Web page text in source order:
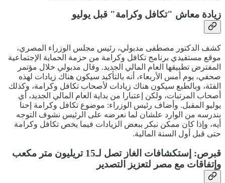
زيادة معاش "تكافل وكرامة" قبل يوليو
كشف الدكتور مصطفى مدبولي، رئيس مجلس الوزراء المصري،
موقع مستفيدي برنامج تكافل وكرامة من حزمة الحماية الإجتماعية
المفترض تطبيقها العام المالي الجديد. وقال مدبولي خلال مؤتمر
صحفي، يوم أمس الأربعاء، أنه بالتأكيد سيكون هناك زيادات لهذه
الفئة، وبالطبع سيكون هناك زيادات لأصحاب تكافل وكرامة، وكذلك
أصحاب المرتبات، ولكن إعتبارا من بداية العام المالي الجديد، أي
يوليو المقبل. وأضاف رئيس الوزراء: موضوع تكافل وكرامة إحنا
بندرسه من الوارد علشان لما نعرضه على الرئيس نشوف التوجه
أيه، وإذا كان ممكن نبكر ببعض الزيادات فيما يخص تكافل وكرامة
حتى قبل أول السنة المالية.
قبرص: إستكشافات الغاز تصل لـ15 تريليون متر مكعب
وإتفاقات مع مصر لتعزيز التصدير